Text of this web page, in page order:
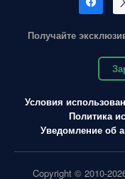
Получайте
Условия
Политика
Уведомление об
Copyright © 2010-